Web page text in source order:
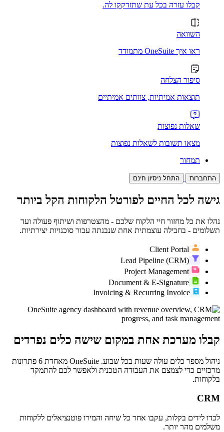
קבלו עזרה בכל עת שתזדקקו לה.
השוואה
ראו איך OneSuite מתמודד
סיפור הצלחה
תוצאות אמיתיות, צוותים אמיתיים
שאלות נפוצות
מצאו תשובות לשאלות נפוצות
תמחור
התחברות התחל ניסיון חינם
גישה לכל החיים לפורטל הלקוחות הקל ביותר
נהלו את כל מחזור חיי הלקוח שלכם - מהצטרפות ושיתוף פעולה ועד
תשלומים - בחבילה עוצמתית אחת שנבנתה עבור סוכנויות יצירתיות.
Client Portal
Lead Pipeline (CRM)
Project Management
Document & E-Signature
Invoicing & Recurring Invoice
קבלו מערכת אחת במקום שישה כלים נפרדים
ניהול מספר כלים עולה שעות בכל שבוע. OneSuite מאחדת 6 פתרונות
מרכזיים כדי לצמצם את העבודה הטכנית ולאפשר לכם להתמקד
בלקוחות.
CRM
לכדו לידים בקלות, עקבו אחר כל שיחה והמירו פוטנציאלים ללקוחות
משלמים מהר יותר.